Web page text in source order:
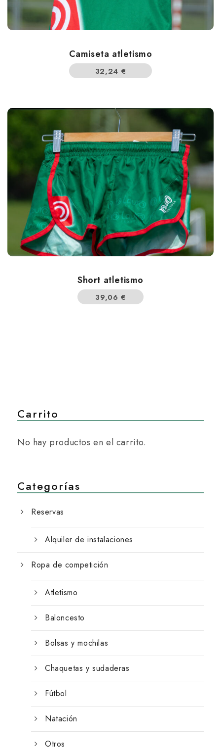
Camiseta atletismo
32,24 €
Short atletismo
39,06 €
Carrito
No hay productos en el carrito.
Categorías
Reservas
Alquiler de instalaciones
Ropa de competición
Atletismo
Baloncesto
Bolsas y mochilas
Chaquetas y sudaderas
Fútbol
Natación
Otros